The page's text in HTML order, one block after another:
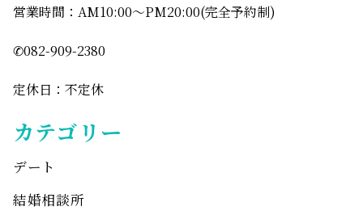
営業時間：AM10:00〜PM20:00(完全予約制)
✆082-909-2380
定休日：不定休
カテゴリー
デート
結婚相談所